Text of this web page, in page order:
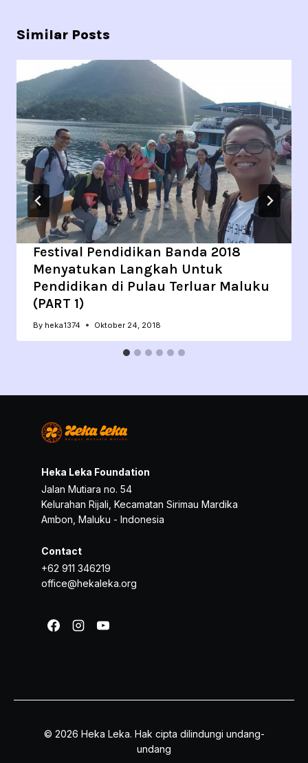
Similar Posts
Festival Pendidikan Banda 2018
Menyatukan Langkah Untuk
Pendidikan di Pulau Terluar Maluku
(PART 1)
By heka1374 Oktober 24, 2018
Heka Leka Foundation
Jalan Mutiara no. 54
Kelurahan Rijali, Kecamatan Sirimau Mardika
Ambon, Maluku - Indonesia
Contact
+62 911 346219
office@hekaleka.org
© 2026 Heka Leka. Hak cipta dilindungi undang-
undang